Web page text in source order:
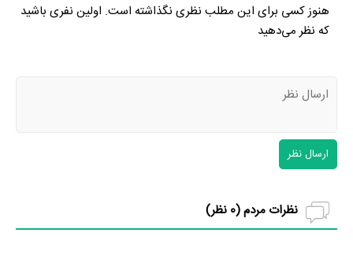
هنوز کسی برای این مطلب نظری نگذاشته است. اولین نفری باشید
که نظر می‌دهید
ارسال نظر
نظرات مردم (0 نظر)